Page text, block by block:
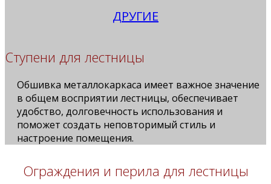
ДРУГИЕ
Ступени для лестницы
Обшивка металлокаркаса имеет важное значение
в общем восприятии лестницы, обеспечивает
удобство, долговечность использования и
поможет создать неповторимый стиль и
настроение помещения.
Ограждения и перила для лестницы